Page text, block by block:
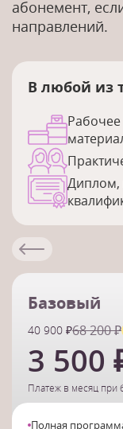
абонемент,
направлений.
В любой из
Базовый
40 900 ₽68 200 ₽
3 500
Платеж в месяц при
Полная